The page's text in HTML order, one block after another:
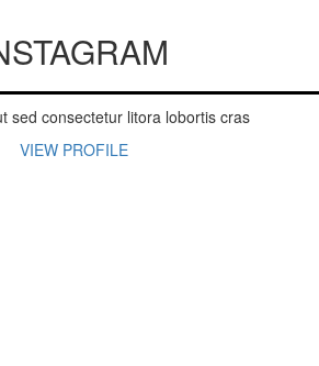
sed consectetur litora lobortis cras
VIEW PROFILE